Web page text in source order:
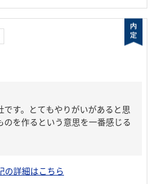
す。とてもやりがいがあると思
のを作るという意思を一番感じる
の詳細はこちら